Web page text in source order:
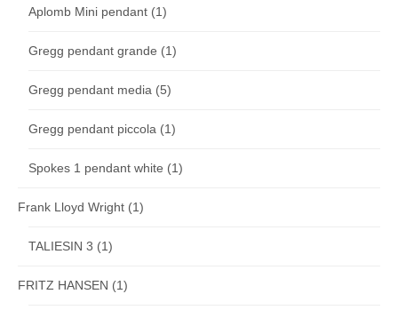
Aplomb Mini pendant (1)
Gregg pendant grande (1)
Gregg pendant media (5)
Gregg pendant piccola (1)
Spokes 1 pendant white (1)
Frank Lloyd Wright (1)
TALIESIN 3 (1)
FRITZ HANSEN (1)